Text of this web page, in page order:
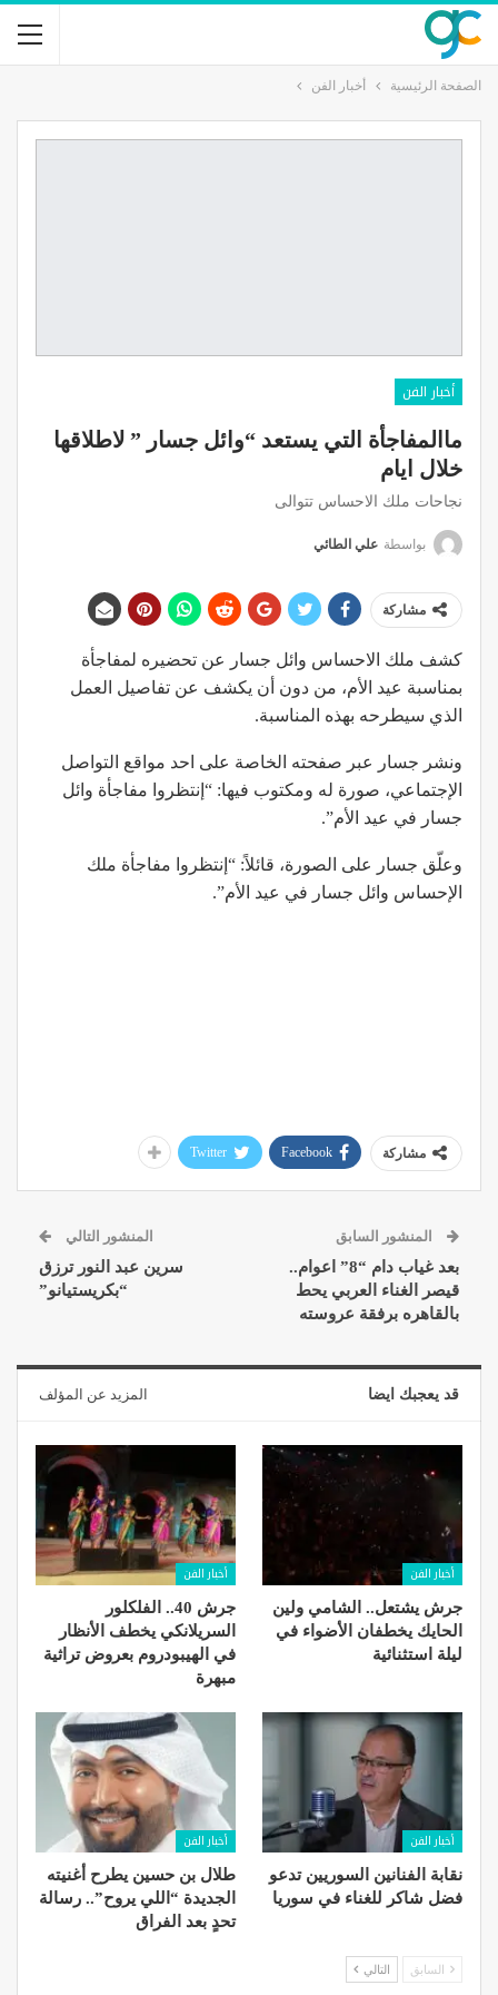
الصفحة الرئيسية أخبار الفن
أخبار الفن
ماالمفاجأة التي يستعد “وائل جسار ” لاطلاقها
خلال ايام
نجاحات ملك الاحساس تتوالى
بواسطة علي الطائي
مشاركة
كشف ملك الاحساس ​وائل جسار​ عن تحضيره لمفاجأة
بمناسبة عيد الأم، من دون أن يكشف عن تفاصيل العمل
الذي سيطرحه بهذه المناسبة.
ونشر جسار عبر صفحته الخاصة على احد مواقع التواصل
الإجتماعي، صورة له ومكتوب فيها: “إنتظروا مفاجأة وائل
جسار في عيد الأم”.
وعلّق جسار على الصورة، قائلاً: “إنتظروا مفاجأة ملك
الإحساس وائل جسار في عيد الأم”.
مشاركة Facebook
Twitter
المنشور السابق
بعد غياب دام “8” اعوام..
قيصر الغناء العربي يحط
بالقاهره برفقة عروسته
المنشور التالي
سرين عبد النور ترزق
“بكريستيانو”
قد يعجبك ايضا المزيد عن المؤلف
أخبار الفن
جرش يشتعل.. الشامي ولين
الحايك يخطفان الأضواء في
ليلة استثنائية
أخبار الفن
جرش 40.. الفلكلور
السريلانكي يخطف الأنظار
في الهيبودروم بعروض تراثية
مبهرة
أخبار الفن
نقابة الفنانين السوريين تدعو
فضل شاكر للغناء في سوريا
أخبار الفن
طلال بن حسين يطرح أغنيته
الجديدة “اللي يروح”.. رسالة
تحدٍ بعد الفراق
السابق التالي